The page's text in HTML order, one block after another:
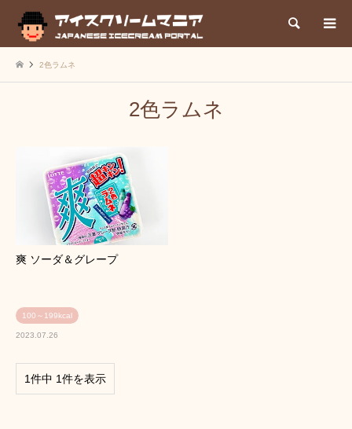
検索
2色ラムネ
2色ラムネ
爽 ソーダ＆グレープ
100～199kcal
2023.07.26
1件中 1件を表示